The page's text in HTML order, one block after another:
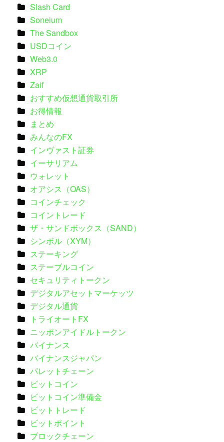
Slash Card
Soneium
The Sandbox
USDコイン
Web3.0
XRP
Zaif
おすすめ仮想通貨取引所
お得情報
まとめ
みんなのFX
インヴァスト証券
イーサリアム
ウォレット
オアシス（OAS）
コインチェック
コイントレード
ザ・サンドボックス（SAND）
シンボル（XYM）
ステーキング
ステーブルコイン
セキュリティトークン
デジタルアセットマーケッツ
デジタル通貨
トライオートFX
ニッポンアイドルトークン
バイナンス
バイナンスジャパン
パレットチェーン
ビットコイン
ビットコイン準備金
ビットトレード
ビットポイント
ブロックチェーン